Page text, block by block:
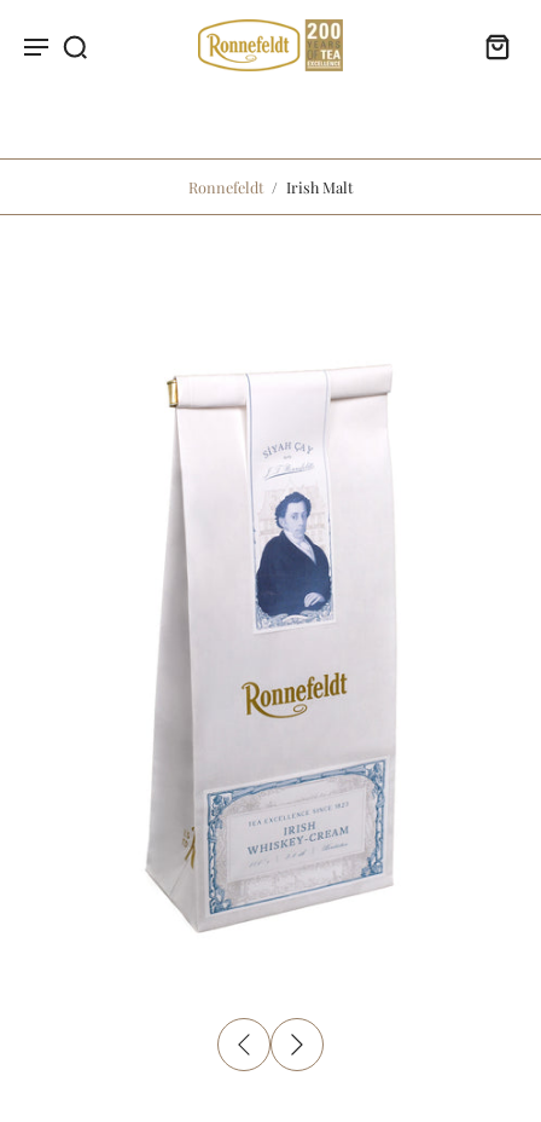
Ronnefeldt / Irish Malt